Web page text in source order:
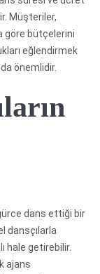
Müşteriler,
göre bütçelerini
eğlendirmek
önemlidir.
dans ettiği bir
dansçılarla
hale getirebilir.
ajans